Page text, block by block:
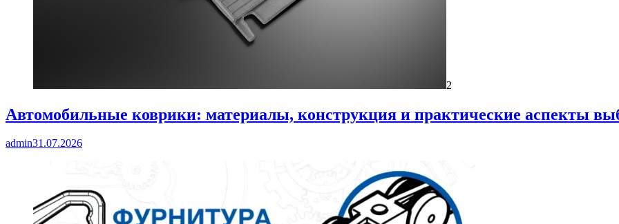
2
Автомобильные коврики: материалы, конструкция и практические аспекты
admin31.07.2026